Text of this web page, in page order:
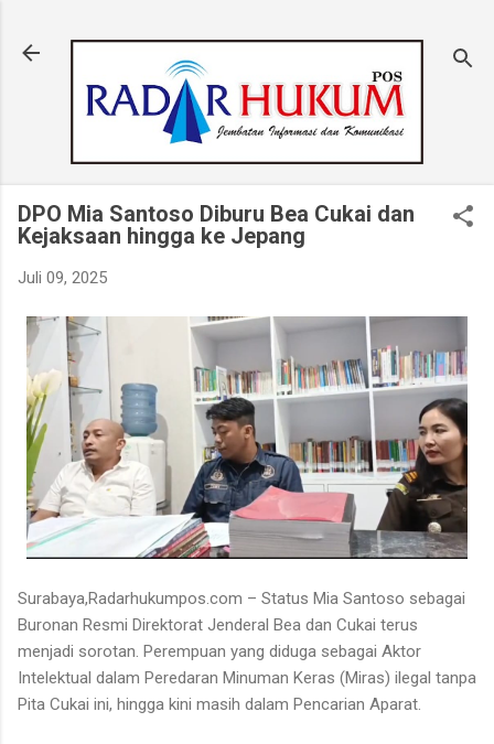
DPO Mia Santoso Diburu Bea Cukai dan
Kejaksaan hingga ke Jepang
Juli 09, 2025
Surabaya,Radarhukumpos.com – Status Mia Santoso sebagai
Buronan Resmi Direktorat Jenderal Bea dan Cukai terus
menjadi sorotan. Perempuan yang diduga sebagai Aktor
Intelektual dalam Peredaran Minuman Keras (Miras) ilegal tanpa
Pita Cukai ini, hingga kini masih dalam Pencarian Aparat.